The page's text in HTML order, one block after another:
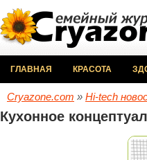
ГЛАВНАЯ КРАСОТА
Cryazone.com » Hi-tech
Кухонное